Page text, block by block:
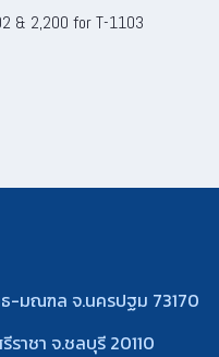
& 2,200 for T-1103
-มณฑล จ.นครปฐม 73170
ราชา จ.ชลบุรี 20110